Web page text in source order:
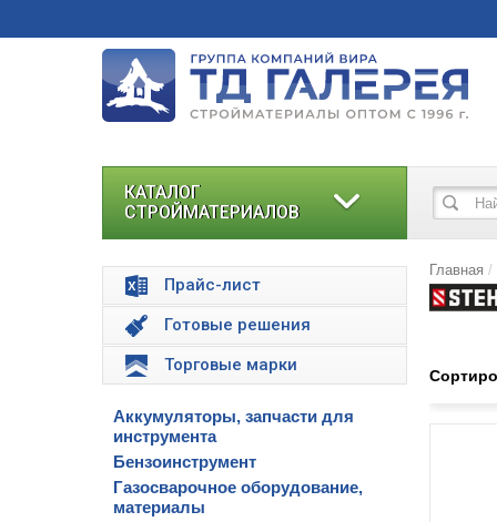
КАТАЛОГ
СТРОЙМАТЕРИАЛОВ
Прайс-лист
Готовые решения
Торговые марки
Аккумуляторы, запчасти для
инструмента
Бензоинструмент
Газосварочное оборудование,
материалы
Главная